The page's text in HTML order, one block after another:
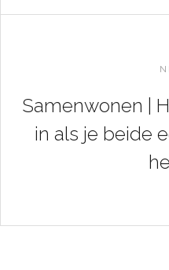
Samenwonen |
in als je beide